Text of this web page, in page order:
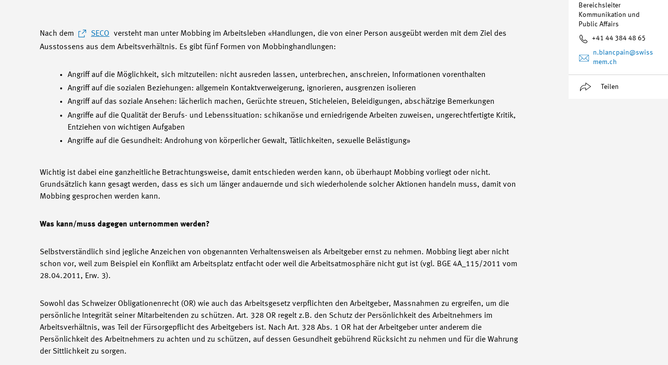
Bereichsleiter
Kommunikation und
Public Affairs
+41 44 384 48 65
n.blancpain@swiss
mem.ch
Teilen
Nach dem SECO
versteht man unter Mobbing im Arbeitsleben «Handlungen, die von einer Person ausgeübt werden mit dem Ziel des
Ausstossens aus dem Arbeitsverhältnis. Es gibt fünf Formen von Mobbinghandlungen:
Angriff auf die Möglichkeit, sich mitzuteilen: nicht ausreden lassen, unterbrechen, anschreien, Informationen vorenthalten
Angriff auf die sozialen Beziehungen: allgemein Kontaktverweigerung, ignorieren, ausgrenzen isolieren
Angriff auf das soziale Ansehen: lächerlich machen, Gerüchte streuen, Sticheleien, Beleidigungen, abschätzige Bemerkungen
Angriffe auf die Qualität der Berufs- und Lebenssituation: schikanöse und erniedrigende Arbeiten zuweisen, ungerechtfertigte Kritik,
Entziehen von wichtigen Aufgaben
Angriffe auf die Gesundheit: Androhung von körperlicher Gewalt, Tätlichkeiten, sexuelle Belästigung»
Wichtig ist dabei eine ganzheitliche Betrachtungsweise, damit entschieden werden kann, ob überhaupt Mobbing vorliegt oder nicht.
Grundsätzlich kann gesagt werden, dass es sich um länger andauernde und sich wiederholende solcher Aktionen handeln muss, damit von
Mobbing gesprochen werden kann.
Was kann/muss dagegen unternommen werden?
Selbstverständlich sind jegliche Anzeichen von obgenannten Verhaltensweisen als Arbeitgeber ernst zu nehmen. Mobbing liegt aber nicht
schon vor, weil zum Beispiel ein Konflikt am Arbeitsplatz entfacht oder weil die Arbeitsatmosphäre nicht gut ist (vgl. BGE 4A_115/2011 vom
28.04.2011, Erw. 3).
Sowohl das Schweizer Obligationenrecht (OR) wie auch das Arbeitsgesetz verpflichten den Arbeitgeber, Massnahmen zu ergreifen, um die
persönliche Integrität seiner Mitarbeitenden zu schützen. Art. 328 OR regelt z.B. den Schutz der Persönlichkeit des Arbeitnehmers im
Arbeitsverhältnis, was Teil der Fürsorgepflicht des Arbeitgebers ist. Nach Art. 328 Abs. 1 OR hat der Arbeitgeber unter anderem die
Persönlichkeit des Arbeitnehmers zu achten und zu schützen, auf dessen Gesundheit gebührend Rücksicht zu nehmen und für die Wahrung
der Sittlichkeit zu sorgen.